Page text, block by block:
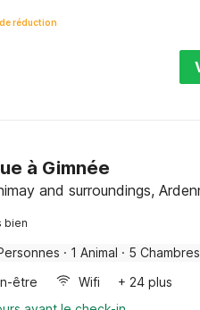
réduction
à Gimnée
and surroundings,
bien
· 1 Animal · 5 Chambres
être Wifi
+ 24 plus